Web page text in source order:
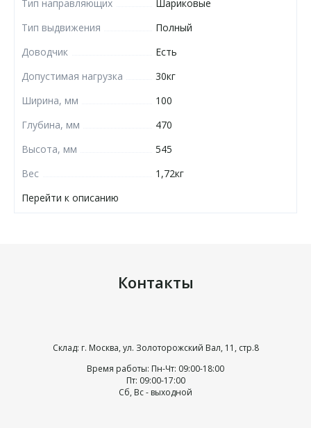
Тип направляющих
Шариковые
Тип выдвижения
Полный
Доводчик
Есть
Допустимая нагрузка
30кг
Ширина, мм
100
Глубина, мм
470
Высота, мм
545
Вес
1,72кг
Перейти к описанию
Контакты
Склад: г. Москва, ул. Золоторожский Вал, 11, стр.8
Время работы: Пн-Чт: 09:00-18:00
Пт: 09:00-17:00
Сб, Вс - выходной